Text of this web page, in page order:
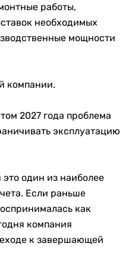
работы,
необходимых
мощности
компании.
2027 года проблема
эксплуатацию
один из наиболее
Если раньше
как
компания
к завершающей